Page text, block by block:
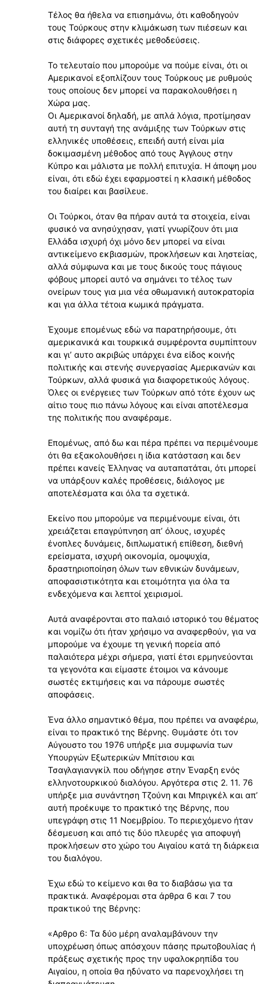
Τέλος θα ήθελα να επισημάνω, ότι καθοδηγούν
τους Τούρκους στην κλιμάκωση των πιέσεων και
στις διάφορες σχετικές μεθοδεύσεις.
Το τελευταίο που μπορούμε να πούμε είναι, ότι οι
Αμερικανοί εξοπλίζουν τους Τούρκους με ρυθμούς
τους οποίους δεν μπορεί να παρακολουθήσει η
Χώρα μας.
Οι Αμερικανοί δηλαδή, με απλά λόγια, προτίμησαν
αυτή τη συνταγή της ανάμιξης των Τούρκων στις
ελληνικές υποθέσεις, επειδή αυτή είναι μία
δοκιμασμένη μέθοδος από τους Άγγλους στην
Κύπρο και μάλιστα με πολλή επιτυχία. Η άποψη μου
είναι, ότι εδώ έχει εφαρμοστεί η κλασική μέθοδος
του διαίρει και βασίλευε.
Οι Τούρκοι, όταν θα πήραν αυτά τα στοιχεία, είναι
φυσικό να ανησύχησαν, γιατί γνωρίζουν ότι μια
Ελλάδα ισχυρή όχι μόνο δεν μπορεί να είναι
αντικείμενο εκβιασμών, προκλήσεων και ληστείας,
αλλά σύμφωνα και με τους δικούς τους πάγιους
φόβους μπορεί αυτό να σημάνει το τέλος των
ονείρων τους για μια νέα οθωμανική αυτοκρατορία
και για άλλα τέτοια κωμικά πράγματα.
Έχουμε επομένως εδώ να παρατηρήσουμε, ότι
αμερικανικά και τουρκικά συμφέροντα συμπίπτουν
και γιʼ αυτο ακριβώς υπάρχει ένα είδος κοινής
πολιτικής και στενής συνεργασίας Αμερικανών και
Τούρκων, αλλά φυσικά για διαφορετικούς λόγους.
Όλες οι ενέργειες των Τούρκων από τότε έχουν ως
αίτιο τους πιο πάνω λόγους και είναι αποτέλεσμα
της πολιτικής που αναφέραμε.
Επομένως, από δω και πέρα πρέπει να περιμένουμε
ότι θα εξακολουθήσει η ίδια κατάσταση και δεν
πρέπει κανείς Έλληνας να αυταπατάται, ότι μπορεί
να υπάρξουν καλές προθέσεις, διάλογος με
αποτελέσματα και όλα τα σχετικά.
Εκείνο που μπορούμε να περιμένουμε είναι, ότι
χρειάζεται επαγρύπνηση απʼ όλους, ισχυρές
ένοπλες δυνάμεις, διπλωματική επίθεση, διεθνή
ερείσματα, ισχυρή οικονομία, ομοψυχία,
δραστηριοποίηση όλων των εθνικών δυνάμεων,
αποφασιστικότητα και ετοιμότητα για όλα τα
ενδεχόμενα και λεπτοί χειρισμοί.
Αυτά αναφέρονται στο παλαιό ιστορικό του θέματος
και νομίζω ότι ήταν χρήσιμο να αναφερθούν, για να
μπορούμε να έχουμε τη γενική πορεία από
παλαιότερα μέχρι σήμερα, γιατί έτσι ερμηνεύονται
τα γεγονότα και είμαστε έτοιμοι να κάνουμε
σωστές εκτιμήσεις και να πάρουμε σωστές
αποφάσεις.
Ένα άλλο σημαντικό θέμα, που πρέπει να αναφέρω,
είναι το πρακτικό της Βέρνης. Θυμάστε ότι τον
Αύγουστο του 1976 υπήρξε μια συμφωνία των
Υπουργών Εξωτερικών Μπίτσιου και
Τσαγλαγιανγκίλ που οδήγησε στην Έναρξη ενός
ελληνοτουρκικού διαλόγου. Αργότερα στις 2. 11. 76
υπήρξε μια συνάντηση Τζούνη και Μπριγκέλ και απʼ
αυτή προέκυψε το πρακτικό της Βέρνης, που
υπεγράφη στις 11 Νοεμβρίου. Το περιεχόμενο ήταν
δέσμευση και από τις δύο πλευρές για αποφυγή
προκλήσεων στο χώρο του Αιγαίου κατά τη διάρκεια
του διαλόγου.
Έχω εδώ το κείμενο και θα το διαβάσω για τα
πρακτικά. Αναφέρομαι στα άρθρα 6 και 7 του
πρακτικού της Βέρνης:
«Αρθρο 6: Τα δύο μέρη αναλαμβάνουν την
υποχρέωση όπως απόσχουν πάσης πρωτοβουλίας ή
πράξεως σχετικής προς την υφαλοκρηπίδα του
Αιγαίου, η οποία θα ηδύνατο να παρενοχλήσει τη